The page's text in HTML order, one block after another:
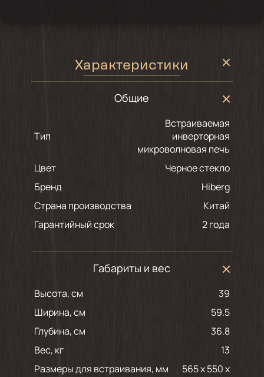
Характеристики
Общие
Тип
Встраиваемая
инверторная
микроволновая печь
Цвет
черное стекло
Бренд
Hiberg
Страна производства
Китай
Гарантийный срок
2 года
Габариты и вес
Высота, см
39
Ширина, см
59.5
Глубина, см
36.8
Вес, кг
13
Размеры для встраивания, мм
565 х 550 х